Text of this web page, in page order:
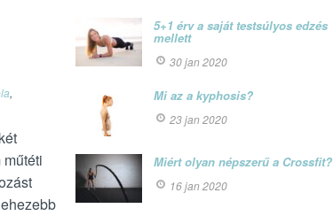
,
5+1 érv a saját testsúlyos edzés
mellett
30 jan 2020
Mi az a kyphosis?
23 jan 2020
Miért olyan népszerű a Crossfit?
16 jan 2020